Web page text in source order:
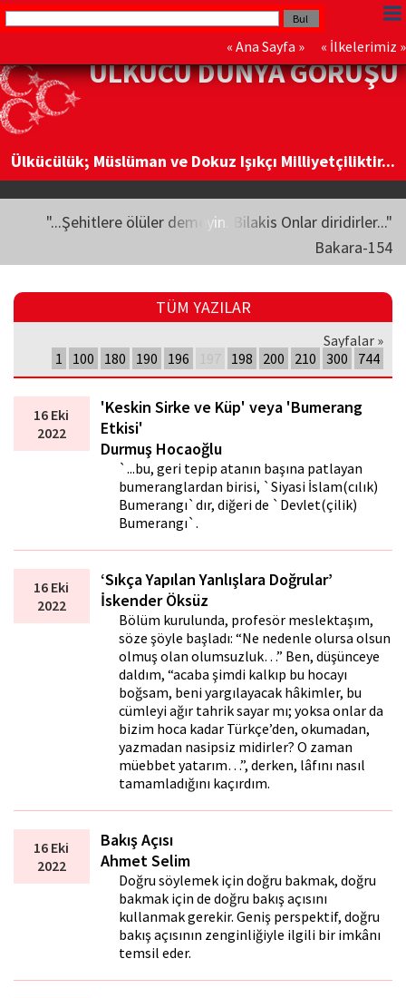
« Ana Sayfa » « İlkelerimiz »
ÜLKÜCÜ DÜNYA GÖRÜŞÜ
Ülkücülük; Müslüman ve Dokuz Işıkçı Milliyetçiliktir...
"...Şehitlere ölüler demeyin. Bilakis Onlar diridirler..."
Bakara-154
TÜM YAZILAR
Sayfalar »
1
100 180 190 196 198 200 210 300 744
16 Eki
2022
'Keskin Sirke ve Küp' veya 'Bumerang
Etkisi'
Durmuş Hocaoğlu
`...bu, geri tepip atanın başına patlayan
bumeranglardan birisi, `Siyasi İslam(cılık)
Bumerangı`dır, diğeri de `Devlet(çilik)
Bumerangı`.
16 Eki
2022
‘Sıkça Yapılan Yanlışlara Doğrular’
İskender Öksüz
Bölüm kurulunda, profesör meslektaşım,
söze şöyle başladı: “Ne nedenle olursa olsun
olmuş olan olumsuzluk…” Ben, düşünceye
daldım, “acaba şimdi kalkıp bu hocayı
boğsam, beni yargılayacak hâkimler, bu
cümleyi ağır tahrik sayar mı; yoksa onlar da
bizim hoca kadar Türkçe’den, okumadan,
yazmadan nasipsiz midirler? O zaman
müebbet yatarım…”, derken, lâfını nasıl
tamamladığını kaçırdım.
16 Eki
2022
Bakış Açısı
Ahmet Selim
Doğru söylemek için doğru bakmak, doğru
bakmak için de doğru bakış açısını
kullanmak gerekir. Geniş perspektif, doğru
bakış açısının zenginliğiyle ilgili bir imkânı
temsil eder.